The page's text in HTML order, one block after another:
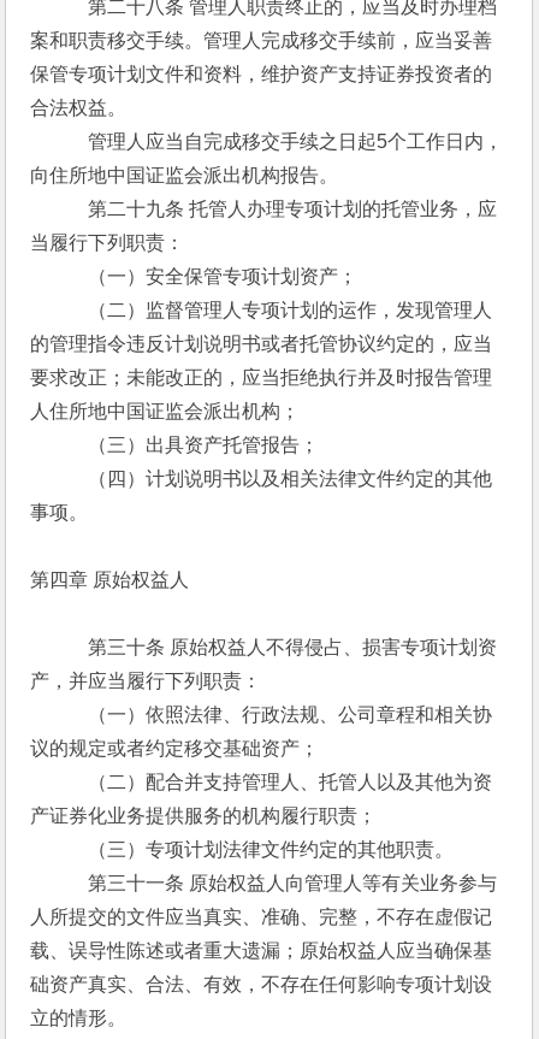
第二十八条 管理人职责终止的，应当及时办理档
案和职责移交手续。管理人完成移交手续前，应当妥善
保管专项计划文件和资料，维护资产支持证券投资者的
合法权益。
管理人应当自完成移交手续之日起5个工作日内，
向住所地中国证监会派出机构报告。
第二十九条 托管人办理专项计划的托管业务，应
当履行下列职责：
（一）安全保管专项计划资产；
（二）监督管理人专项计划的运作，发现管理人
的管理指令违反计划说明书或者托管协议约定的，应当
要求改正；未能改正的，应当拒绝执行并及时报告管理
人住所地中国证监会派出机构；
（三）出具资产托管报告；
（四）计划说明书以及相关法律文件约定的其他
事项。
第四章 原始权益人
第三十条 原始权益人不得侵占、损害专项计划资
产，并应当履行下列职责：
（一）依照法律、行政法规、公司章程和相关协
议的规定或者约定移交基础资产；
（二）配合并支持管理人、托管人以及其他为资
产证券化业务提供服务的机构履行职责；
（三）专项计划法律文件约定的其他职责。
第三十一条 原始权益人向管理人等有关业务参与
人所提交的文件应当真实、准确、完整，不存在虚假记
载、误导性陈述或者重大遗漏；原始权益人应当确保基
础资产真实、合法、有效，不存在任何影响专项计划设
立的情形。